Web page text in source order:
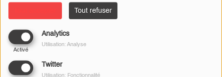
Tout refuser
Analytics
Activé
Utilisation: Analyse
Twitter
Utilisation: Fonctionnalité